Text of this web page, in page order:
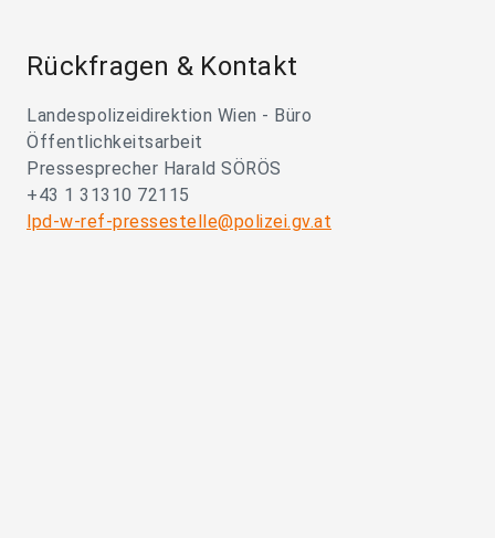
Rückfragen & Kontakt
Landespolizeidirektion Wien - Büro
Öffentlichkeitsarbeit
Pressesprecher Harald SÖRÖS
+43 1 31310 72115
lpd-w-ref-pressestelle@polizei.gv.at